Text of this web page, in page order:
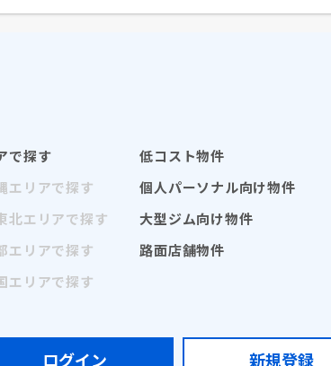
で探す
エリアで探す
北エリアで探す
エリアで探す
エリアで探す
低コスト物件
個人パーソナル向け物件
大型ジム向け物件
路面店舗物件
ログイン 新規登録